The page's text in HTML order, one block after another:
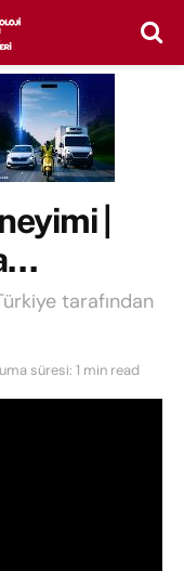
|
tarafından
süresi: 1 min read